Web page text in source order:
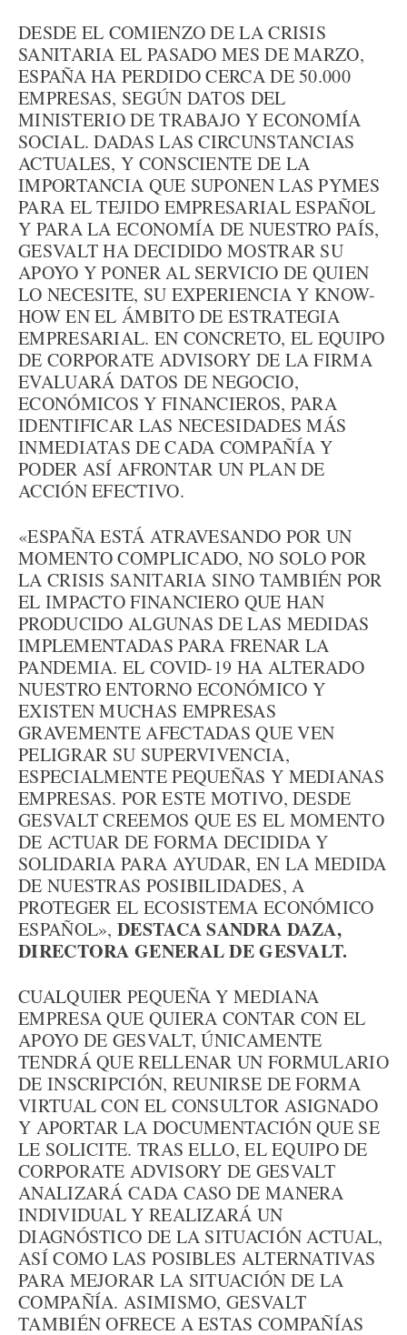
DESDE EL COMIENZO DE LA CRISIS
SANITARIA EL PASADO MES DE MARZO,
ESPAÑA HA PERDIDO CERCA DE 50.000
EMPRESAS, SEGÚN DATOS DEL
MINISTERIO DE TRABAJO Y ECONOMÍA
SOCIAL. DADAS LAS CIRCUNSTANCIAS
ACTUALES, Y CONSCIENTE DE LA
IMPORTANCIA QUE SUPONEN LAS PYMES
PARA EL TEJIDO EMPRESARIAL ESPAÑOL
Y PARA LA ECONOMÍA DE NUESTRO PAÍS,
GESVALT HA DECIDIDO MOSTRAR SU
APOYO Y PONER AL SERVICIO DE QUIEN
LO NECESITE, SU EXPERIENCIA Y KNOW-
HOW EN EL ÁMBITO DE ESTRATEGIA
EMPRESARIAL. EN CONCRETO, EL EQUIPO
DE CORPORATE ADVISORY DE LA FIRMA
EVALUARÁ DATOS DE NEGOCIO,
ECONÓMICOS Y FINANCIEROS, PARA
IDENTIFICAR LAS NECESIDADES MÁS
INMEDIATAS DE CADA COMPAÑÍA Y
PODER ASÍ AFRONTAR UN PLAN DE
ACCIÓN EFECTIVO.
«ESPAÑA ESTÁ ATRAVESANDO POR UN
MOMENTO COMPLICADO, NO SOLO POR
LA CRISIS SANITARIA SINO TAMBIÉN POR
EL IMPACTO FINANCIERO QUE HAN
PRODUCIDO ALGUNAS DE LAS MEDIDAS
IMPLEMENTADAS PARA FRENAR LA
PANDEMIA. EL COVID-19 HA ALTERADO
NUESTRO ENTORNO ECONÓMICO Y
EXISTEN MUCHAS EMPRESAS
GRAVEMENTE AFECTADAS QUE VEN
PELIGRAR SU SUPERVIVENCIA,
ESPECIALMENTE PEQUEÑAS Y MEDIANAS
EMPRESAS. POR ESTE MOTIVO, DESDE
GESVALT CREEMOS QUE ES EL MOMENTO
DE ACTUAR DE FORMA DECIDIDA Y
SOLIDARIA PARA AYUDAR, EN LA MEDIDA
DE NUESTRAS POSIBILIDADES, A
PROTEGER EL ECOSISTEMA ECONÓMICO
ESPAÑOL»,DESTACA SANDRA DAZA,
DIRECTORA GENERAL DE GESVALT.
CUALQUIER PEQUEÑA Y MEDIANA
EMPRESA QUE QUIERA CONTAR CON EL
APOYO DE GESVALT, ÚNICAMENTE
TENDRÁ QUE RELLENAR UN FORMULARIO
DE INSCRIPCIÓN, REUNIRSE DE FORMA
VIRTUAL CON EL CONSULTOR ASIGNADO
Y APORTAR LA DOCUMENTACIÓN QUE SE
LE SOLICITE. TRAS ELLO, EL EQUIPO DE
CORPORATE ADVISORY DE GESVALT
ANALIZARÁ CADA CASO DE MANERA
INDIVIDUAL Y REALIZARÁ UN
DIAGNÓSTICO DE LA SITUACIÓN ACTUAL,
ASÍ COMO LAS POSIBLES ALTERNATIVAS
PARA MEJORAR LA SITUACIÓN DE LA
COMPAÑÍA. ASIMISMO, GESVALT
TAMBIÉN OFRECE A ESTAS COMPAÑÍAS